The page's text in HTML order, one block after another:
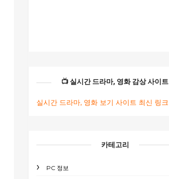
📺 실시간 드라마, 영화 감상 사이트
실시간 드라마, 영화 보기 사이트 최신 링크
카테고리
PC 정보